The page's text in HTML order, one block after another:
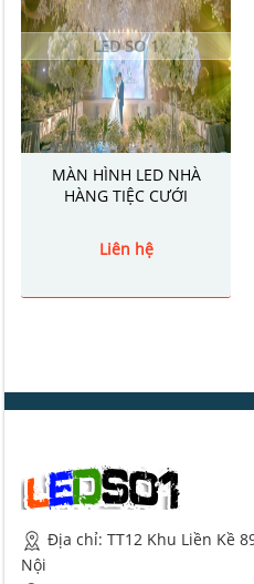
LED SO 1
MÀN HÌNH LED NHÀ
HÀNG TIỆC CƯỚI
Liên hệ
Địa chỉ: TT12 Khu Liền Kề
Nội